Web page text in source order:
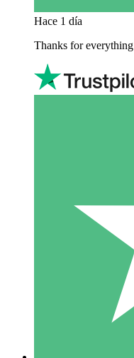
Hace 1 día
Thanks for everything